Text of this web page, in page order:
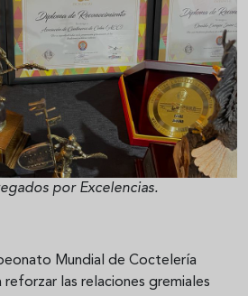
por Excelencias.
Mundial de Coctelería
las relaciones gremiales